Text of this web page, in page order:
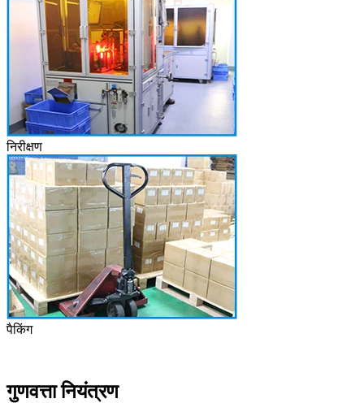
निरीक्षण
पैकिंग
गुणवत्ता नियंत्रण